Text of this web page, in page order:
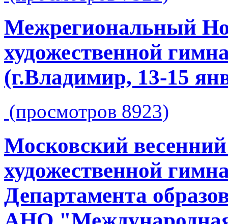
Межрегиональный
художественной
(г.Владимир, 13-15
(просмотров 8923)
Московский
художественной
Департамента